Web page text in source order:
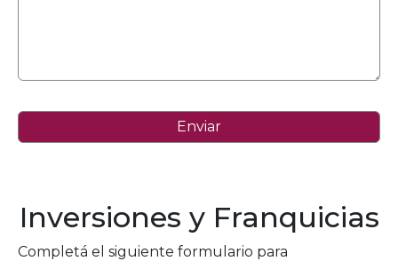
Inversiones y Franquicias
Completá el siguiente formulario para